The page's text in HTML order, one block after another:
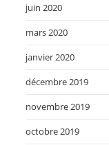
juin 2020
mars 2020
janvier 2020
décembre 2019
novembre 2019
octobre 2019